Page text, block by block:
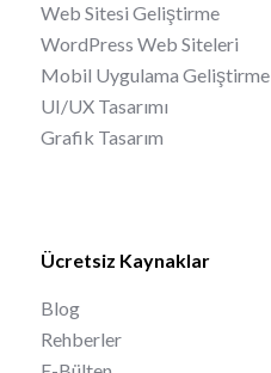
Web Sitesi Geliştirme
WordPress Web Siteleri
Mobil Uygulama Geliştirme
UI/UX Tasarımı
Grafik Tasarım
Ücretsiz Kaynaklar
Blog
Rehberler